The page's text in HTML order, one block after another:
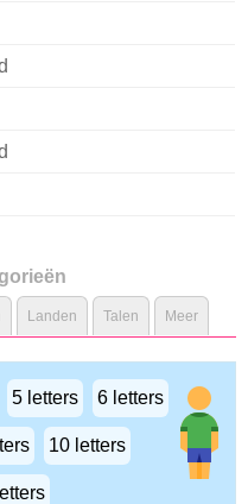
Landen Talen Meer
5 letters 6 letters
10 letters